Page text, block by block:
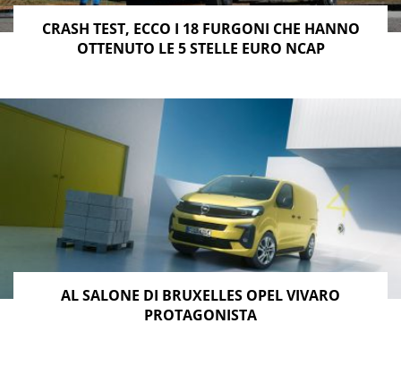
CRASH TEST, ECCO I 18 FURGONI CHE HANNO
OTTENUTO LE 5 STELLE EURO NCAP
AL SALONE DI BRUXELLES OPEL VIVARO
PROTAGONISTA